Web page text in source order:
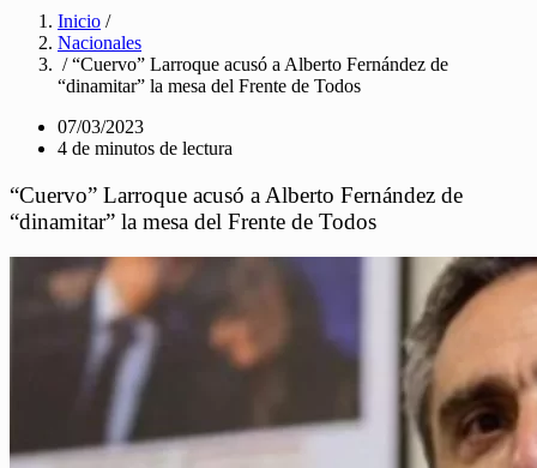
Inicio /
Nacionales
/ “Cuervo” Larroque acusó a Alberto Fernández de
“dinamitar” la mesa del Frente de Todos
07/03/2023
4 de minutos de lectura
“Cuervo” Larroque acusó a Alberto Fernández de
“dinamitar” la mesa del Frente de Todos